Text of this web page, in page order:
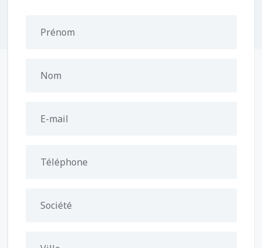
Prénom
Nom
E-mail
Téléphone
Société